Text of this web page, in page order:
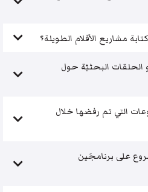
مشاريع الأفلام الطويلة؟
البحثيّة حول
التي تم رفضها خلال
على برنامجَين